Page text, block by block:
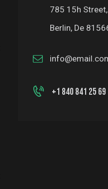
785 15h
Berlin, De
+1 840 841 25 69